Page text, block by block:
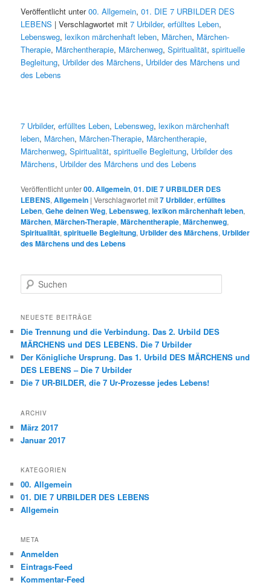
Veröffentlicht unter00. Allgemein,01. DIE 7 URBILDER DES
LEBENS | Verschlagwortet mit7 Urbilder,erfülltes Leben,
Lebensweg,lexikon märchenhaft leben, Märchen, Märchen-
Therapie, Märchentherapie, Märchenweg,Spiritualität,spirituelle
Begleitung, Urbilder des Märchens, Urbilder des Märchens und
des Lebens
7 Urbilder,erfülltes Leben, Lebensweg,lexikon märchenhaft
leben, Märchen, Märchen-Therapie, Märchentherapie,
Märchenweg,Spiritualität,spirituelle Begleitung, Urbilder des
Märchens, Urbilder des Märchens und des Lebens
Veröffentlicht unter00. Allgemein,01. DIE 7 URBILDER DES
LEBENS,Allgemein |Verschlagwortet mit7 Urbilder,erfülltes
Leben,Gehe deinen Weg, Lebensweg,lexikon märchenhaft leben,
Märchen,Märchen-Therapie,Märchentherapie,Märchenweg,
Spiritualität,spirituelle Begleitung, Urbilder des Märchens, Urbilder
des Märchens und des Lebens
u
h
n
NEUESTE BEITRÄGE
Die Trennung und die Verbindung. Das 2. Urbild DES
MÄRCHENS und DES LEBENS. Die 7 Urbilder
Der Königliche Ursprung. Das 1. Urbild DES MÄRCHENS und
DES LEBENS – Die 7 Urbilder
Die 7 UR-BILDER, die 7 Ur-Prozesse jedes Lebens!
ARCHIV
März 2017
Januar 2017
KATEGORIEN
00. Allgemein
01. DIE 7 URBILDER DES LEBENS
Allgemein
META
Anmelden
Eintrags-Feed
Kommentar-Feed